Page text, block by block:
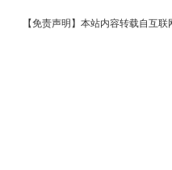
【免责声明】本站内容转载自互